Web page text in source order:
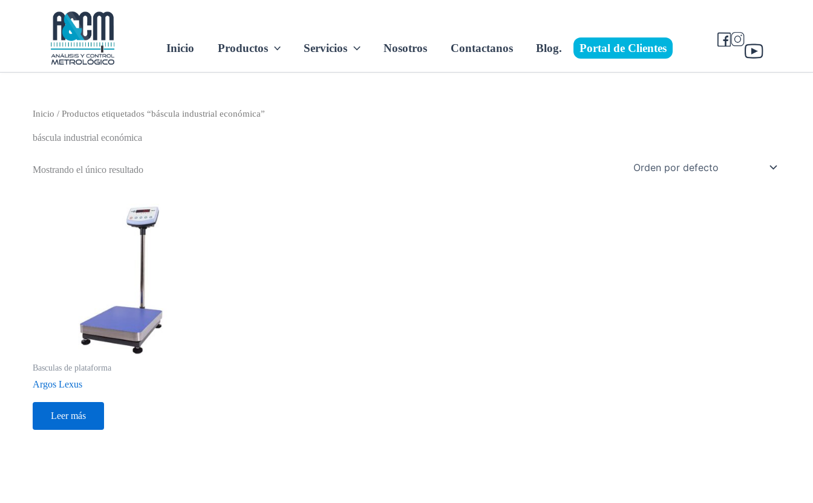
Inicio Productos Servicios Nosotros Contactanos Blog. Portal de Clientes
Inicio / Productos etiquetados “báscula industrial económica”
báscula industrial económica
Mostrando el único resultado
Basculas de plataforma
Argos Lexus
Leer más